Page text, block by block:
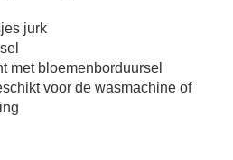
jurk
met bloemenborduursel
voor de wasmachine of